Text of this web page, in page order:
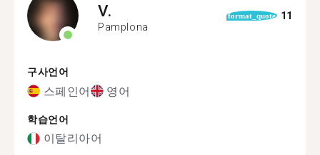
V.
Pamplona
format_quote 11
구사언어
스페인어 영어
학습언어
이탈리아어